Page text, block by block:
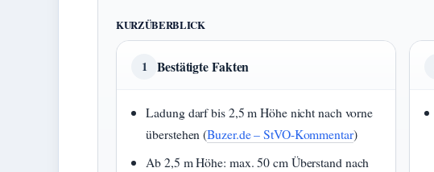
KURZÜBERBLICK
1 Bestätigte Fakten
Ladung darf bis 2,5 m Höhe nicht nach vorne
überstehen (Buzer.de – StVO-Kommentar)
Ab 2,5 m Höhe: max. 50 cm Überstand nach